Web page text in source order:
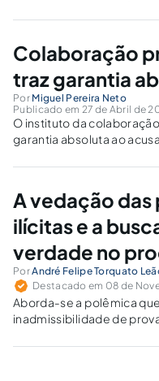
grande gama de
resulta em nada.
Colaboração
traz garantia
Por Miguel Pereira Neto
Publicado em 27 de Abril de
O instituto da
garantia absoluta ao
Ministério Público, vez
seu livre convencimento
portanto, absolver, aplicar
até mesmo fixar pena e
cumprimento
A vedação das
ilícitas e a
verdade no
PorAndré Felipe Torquato
Destacado em 08 de
Aborda-se a polêmica
inadmissibilidade de
problemas de ordem